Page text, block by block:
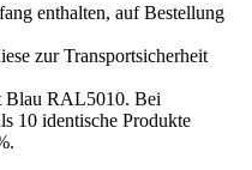
enthalten, auf Bestellung
zur Transportsicherheit
Blau RAL5010. Bei
10 identische Produkte